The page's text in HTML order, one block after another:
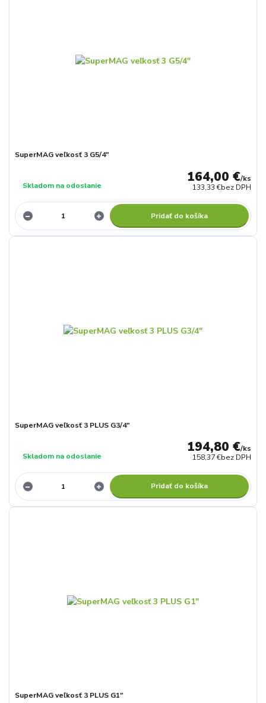
SuperMAG veľkosť 3 G5/4"
164,00 €/ks
133,33 €bez DPH
Skladom na odoslanie
Pridať do košíka
SuperMAG veľkosť 3 PLUS G3/4"
194,80 €/ks
158,37 €bez DPH
Skladom na odoslanie
Pridať do košíka
SuperMAG veľkosť 3 PLUS G1"